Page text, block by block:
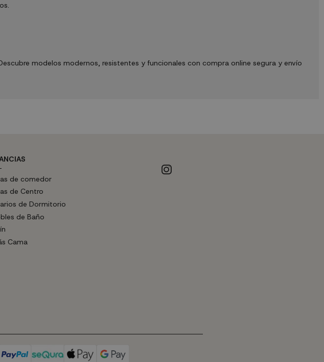
modelos modernos, resistentes y funcionales con compra online segura y envío
de comedor
de Centro
de Dormitorio
de Baño
Cama